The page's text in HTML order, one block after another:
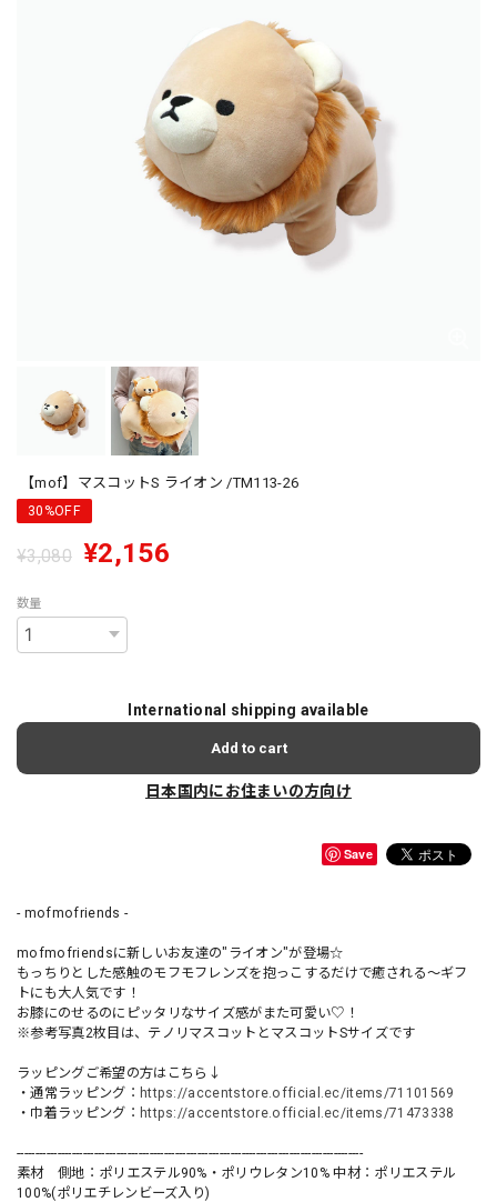
【mof】マスコットS ライオン /TM113-26
30%OFF
¥3,080 ¥2,156
数量
International shipping available
Add to cart
日本国内にお住まいの方向け
Save
- mofmofriends -
mofmofriendsに新しいお友達の"ライオン"が登場☆
もっちりとした感触のモフモフレンズを抱っこするだけで癒される〜ギフ
トにも大人気です！
お膝にのせるのにピッタリなサイズ感がまた可愛い♡！
※参考写真2枚目は、テノリマスコットとマスコットSサイズです
ラッピングご希望の方はこちら↓
・通常ラッピング： https://accentstore.official.ec/items/71101569
・巾着ラッピング： https://accentstore.official.ec/items/71473338
----------------------------------------------------------------------------------------------
素材 側地：ポリエステル90%・ポリウレタン10% 中材：ポリエステル
100%(ポリエチレンビーズ入り)